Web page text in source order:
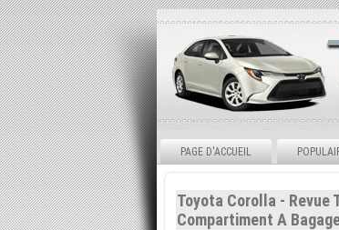
PAGE D'ACCUEIL
Toyota Corolla - Revue
Compartiment A